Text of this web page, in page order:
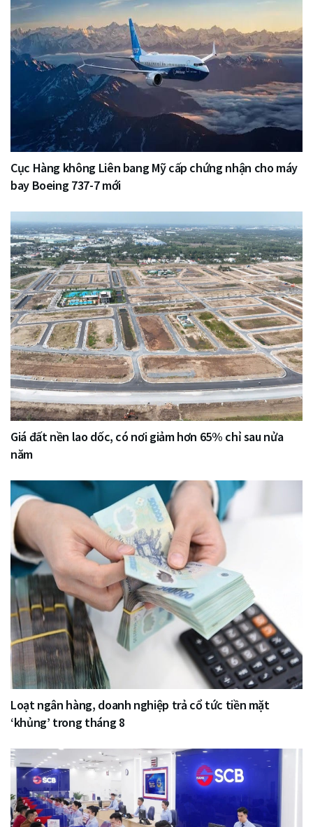
Cục Hàng không Liên bang Mỹ cấp chứng nhận cho máy
bay Boeing 737-7 mới
Giá đất nền lao dốc, có nơi giảm hơn 65% chỉ sau nửa
năm
Loạt ngân hàng, doanh nghiệp trả cổ tức tiền mặt
‘khủng’ trong tháng 8